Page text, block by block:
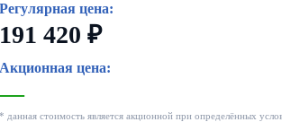
Регулярная цена:
191 420 ₽
Акционная цена:
—
* данная стоимость является акционной при определённых